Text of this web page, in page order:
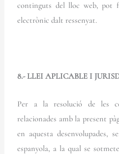
continguts del lloc web, pot
electrònic dalt ressenyat.
8.- LLEI APLICABLE I
Per a la resolució de les
relacionades amb la present
en aquesta desenvolupades,
espanyola, a la qual se